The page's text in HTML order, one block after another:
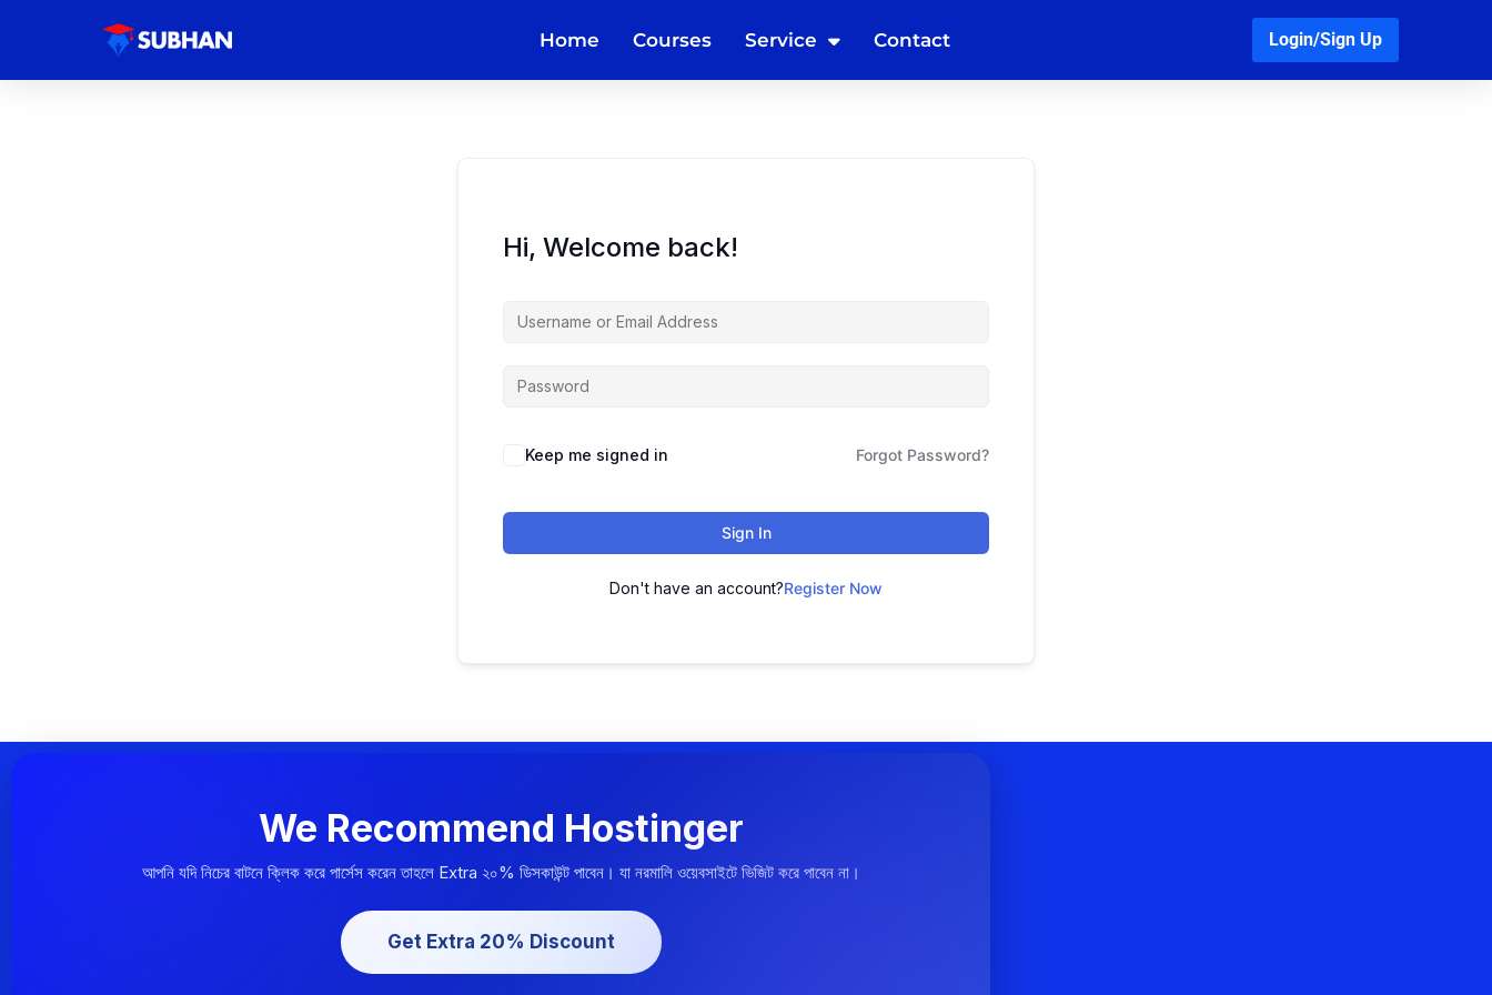
Home Courses Service Contact Login/Sign Up
Hi, Welcome back!
Keep me signed in Forgot Password?
Sign In
Don't have an account?Register Now
We Recommend Hostinger
আপনি যদি নিচের বাটনে ক্লিক করে পার্সেস করেন তাহলে Extra ২০% ডিসকাউন্ট পাবেন। যা নরমালি ওয়েবসাইটে ভিজিট করে পাবেন না।
Get Extra 20% Discount